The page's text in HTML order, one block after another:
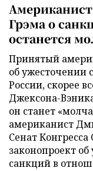
Грэма о
останется
Принятый
об
России, скорее
Джексона-
он станет
американист
Сенат
законопроект
санкций в